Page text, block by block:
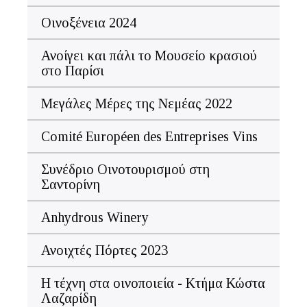
Οινοξένεια 2024
Ανοίγει και πάλι το Μουσείο κρασιού
στο Παρίσι
Μεγάλες Μέρες της Νεμέας 2022
Comité Européen des Entreprises Vins
Συνέδριο Οινοτουρισμού στη
Σαντορίνη
Anhydrous Winery
Ανοιχτές Πόρτες 2023
Η τέχνη στα οινοποιεία - Κτήμα Κώστα
Λαζαρίδη